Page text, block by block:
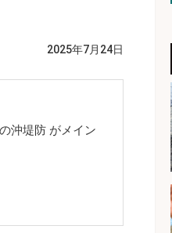
2025年7月24日
沖堤防 がメイン